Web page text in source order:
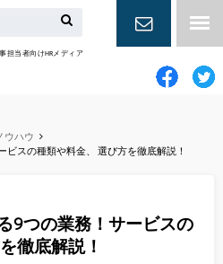
担当者向けHRメディア
お問い合
ウハウ
スの種類や料金、 選び方を徹底解説！
9つの業務！サービスの
徹底解説！